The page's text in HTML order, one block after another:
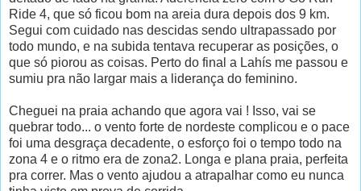
Ride 4, que só ficou bom na areia dura depois dos 9 km.
Segui com cuidado nas descidas sendo ultrapassado por
todo mundo, e na subida tentava recuperar as posições, o
que só piorou as coisas. Perto do final a Lahís me passou e
sumiu pra não largar mais a liderança do feminino.
Cheguei na praia achando que agora vai ! Isso, vai se
quebrar todo... o vento forte de nordeste complicou e o pace
foi uma desgraça decadente, o esforço foi o tempo todo na
zona 4 e o ritmo era de zona2. Longa e plana praia, perfeita
pra correr. Mas o vento ajudou a atrapalhar como eu nunca